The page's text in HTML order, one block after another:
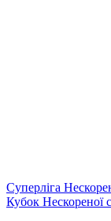
Суперліга
Кубок Нескореної